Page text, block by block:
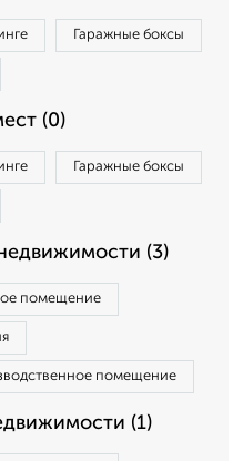
Гаражные боксы
(0)
Гаражные боксы
(3)
помещение
помещение
(1)